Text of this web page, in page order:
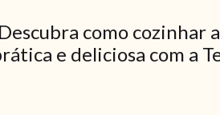
como cozinhar
e deliciosa com a